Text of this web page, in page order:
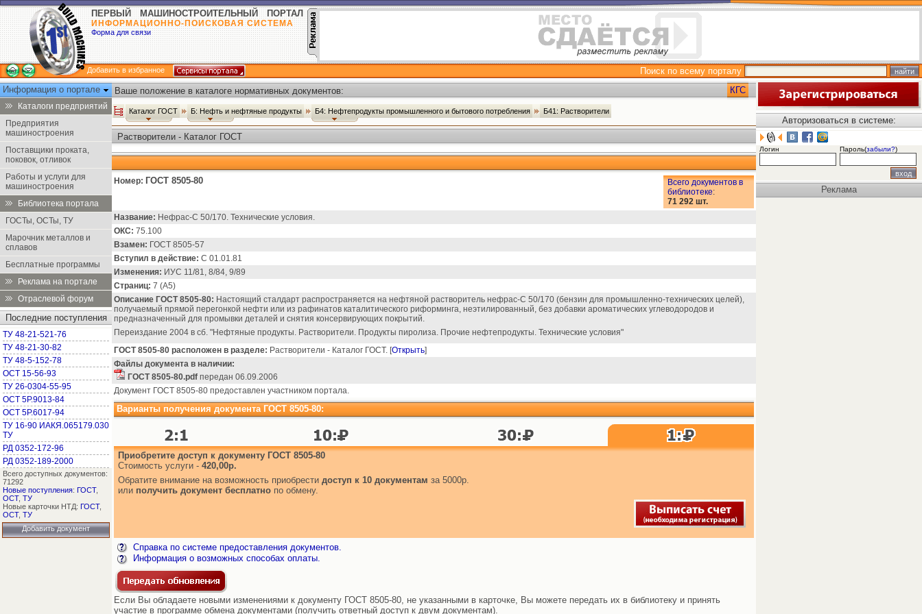
ПЕРВЫЙ МАШИНОСТРОИТЕЛЬНЫЙ ПОРТАЛ
ИНФОРМАЦИОННО-ПОИСКОВАЯ СИСТЕМА
Форма для связи
Добавить в избранное
Поиск по всему порталу
Информация о портале
Каталоги предприятий
Предприятия
машиностроения
Поставщики проката,
поковок, отливок
Работы и услуги для
машиностроения
Библиотека портала
ГОСТы, ОСТы, ТУ
Марочник металлов и
сплавов
Бесплатные программы
Реклама на портале
Отраслевой форум
Последние поступления
ТУ 48-21-521-76
ТУ 48-21-30-82
ТУ 48-5-152-78
ОСТ 15-56-93
ТУ 26-0304-55-95
ОСТ 5Р.9013-84
ОСТ 5Р.6017-94
ТУ 16-90 ИАКЯ.065179.030
ТУ
РД 0352-172-96
РД 0352-189-2000
Всего доступных документов:
71292
Новые поступления: ГОСТ,
ОСТ, ТУ
Новые карточки НТД: ГОСТ,
ОСТ, ТУ
Добавить документ
Ваше положение в каталоге нормативных документов: КГС
Каталог ГОСТ Б: Нефть и нефтяные продукты Б4: Нефтепродукты промышленного и бытового потребления Б41: Растворители
Растворители - Каталог ГОСТ
Номер: ГОСТ 8505-80
Всего документов в
библиотеке:
71 292 шт.
Название: Нефрас-С 50/170. Технические условия.
ОКС: 75.100
Взамен: ГОСТ 8505-57
Вступил в действие: С 01.01.81
Изменения: ИУС 11/81, 8/84, 9/89
Страниц: 7 (А5)
Описание ГОСТ 8505-80: Настоящий сталдарт распространяется на нефтяной растворитель нефрас-С 50/170 (бензин для промышленно-технических целей),
получаемый прямой перегонкой нефти или из рафинатов каталитического риформинга, неэтилированный, без добавки ароматических углеводородов и
предназначенный для промывки деталей и снятия консервирующих покрытий.
Переиздание 2004 в сб. "Нефтяные продукты. Растворители. Продукты пиролиза. Прочие нефтепродукты. Технические условия"
ГОСТ 8505-80 расположен в разделе: Растворители - Каталог ГОСТ. [Открыть]
Файлы документа в наличии:
ГОСТ 8505-80.pdf передан 06.09.2006
Документ ГОСТ 8505-80 предоставлен участником портала.
Варианты получения документа ГОСТ 8505-80:
Приобретите доступ к документу ГОСТ 8505-80
Стоимость услуги - 420,00р.
Обратите внимание на возможность приобрести доступ к 10 документам за 5000р.
или получить документ бесплатно по обмену.
Справка по системе предоставления документов.
Информация о возможных способах оплаты.
Если Вы обладаете новыми изменениями к документу ГОСТ 8505-80, не указанными в карточке, Вы можете передать их в библиотеку и принять
участие в программе обмена документами (получить ответный доступ к двум документам).
Авторизоваться в системе:
Логин Пароль(забыли?)
Реклама